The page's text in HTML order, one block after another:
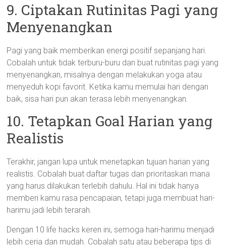
9. Ciptakan Rutinitas Pagi yang
Menyenangkan
Pagi yang baik memberikan energi positif sepanjang hari.
Cobalah untuk tidak terburu-buru dan buat rutinitas pagi yang
menyenangkan, misalnya dengan melakukan yoga atau
menyeduh kopi favorit. Ketika kamu memulai hari dengan
baik, sisa hari pun akan terasa lebih menyenangkan.
10. Tetapkan Goal Harian yang
Realistis
Terakhir, jangan lupa untuk menetapkan tujuan harian yang
realistis. Cobalah buat daftar tugas dan prioritaskan mana
yang harus dilakukan terlebih dahulu. Hal ini tidak hanya
memberi kamu rasa pencapaian, tetapi juga membuat hari-
harimu jadi lebih terarah.
Dengan 10 life hacks keren ini, semoga hari-harimu menjadi
lebih ceria dan mudah. Cobalah satu atau beberapa tips di